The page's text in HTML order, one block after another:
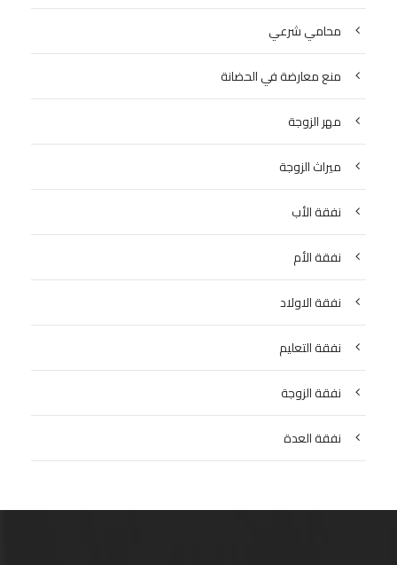
محامي شرعي
منع معارضة في الحضانة
مهر الزوجة
ميراث الزوجة
نفقة الأب
نفقة الأم
نفقة الاولاد
نفقة التعليم
نفقة الزوجة
نفقة العدة